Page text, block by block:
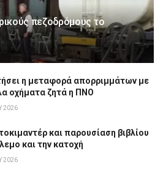
πεζοδρόμους το
η μεταφορά απορριμμάτων με
οχήματα ζητά η ΠΝΟ
2026
και παρουσίαση βιβλίου
και την κατοχή
2026